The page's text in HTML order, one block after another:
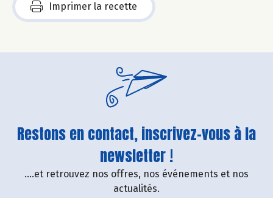
Imprimer la recette
Restons en contact, inscrivez-vous à la
newsletter !
....et retrouvez nos offres, nos événements et nos
actualités.